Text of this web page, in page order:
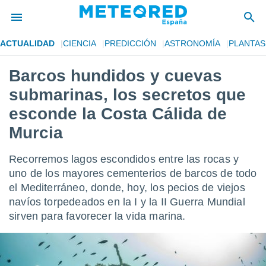
de
por
la
que se
calidad.
las
y
forma
digital
ACTUALIDAD CIENCIA PREDICCIÓN ASTRONOMÍA PLANTAS
Barcos hundidos y cuevas
submarinas, los secretos que
esconde la Costa Cálida de
Murcia
Recorremos lagos escondidos entre las rocas y
uno de los mayores cementerios de barcos de todo
el Mediterráneo, donde, hoy, los pecios de viejos
navíos torpedeados en la I y la II Guerra Mundial
sirven para favorecer la vida marina.